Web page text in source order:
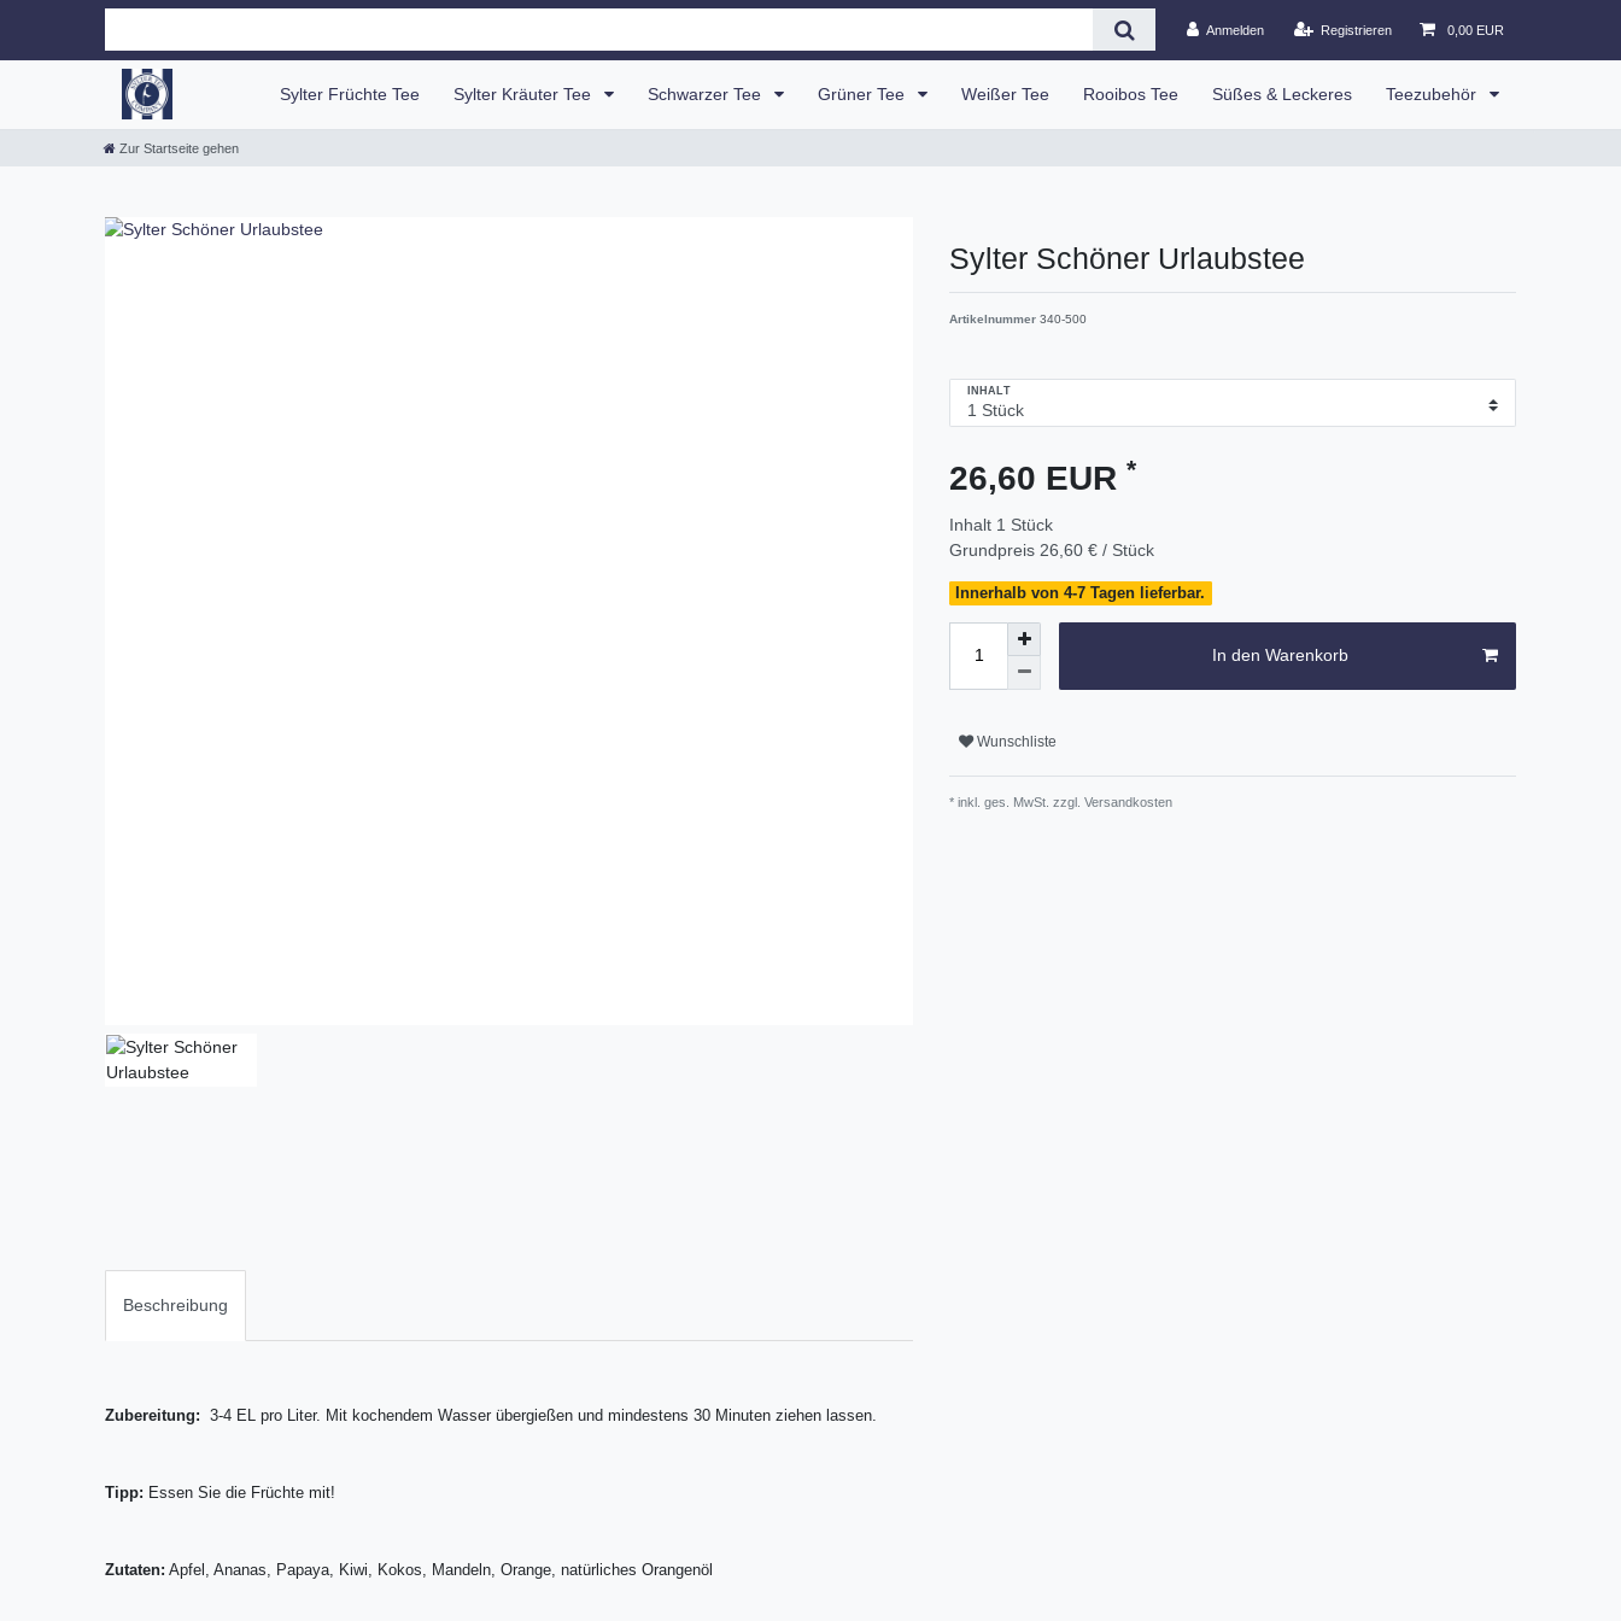
Anmelden Registrieren 0,00 EUR
Sylter Früchte Tee Sylter Kräuter Tee Schwarzer Tee Grüner Tee Weißer Tee Rooibos Tee Süßes & Leckeres Teezubehör
Zur Startseite gehen
Sylter Schöner Urlaubstee
Artikelnummer 340-500
INHALT
26,60 EUR *
Inhalt 1 Stück
Grundpreis 26,60 € / Stück
Innerhalb von 4-7 Tagen lieferbar.
In den Warenkorb
Wunschliste
* inkl. ges. MwSt. zzgl. Versandkosten
Beschreibung
Zubereitung: 3-4 EL pro Liter. Mit kochendem Wasser übergießen und mindestens 30 Minuten ziehen lassen.
Tipp: Essen Sie die Früchte mit!
Zutaten: Apfel, Ananas, Papaya, Kiwi, Kokos, Mandeln, Orange, natürliches Orangenöl